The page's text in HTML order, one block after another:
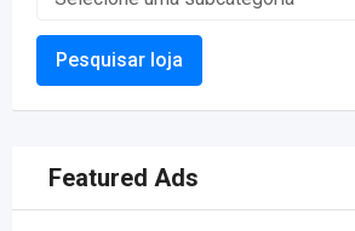
Pesquisar loja
Featured Ads